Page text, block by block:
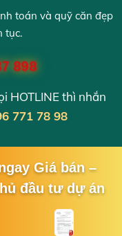
toán và quỹ căn đẹp
tục.
898
HOTLINE thì nhắn
771 78 98
Giá bán –
đầu tư dự án